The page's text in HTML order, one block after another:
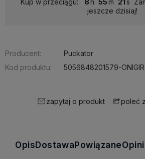
Kup w przeciągu: 8 55 21
jeszcze dzisiaj!
Producent:
Puckator
Kod produktu:
5056848201579-ONIGIR
zapytaj o produkt poleć
OpisDostawaPowiązane